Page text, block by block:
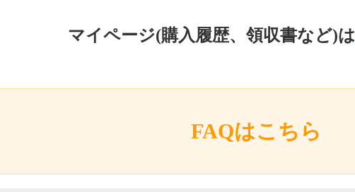
マイページ(購入履歴、領収書など)は
FAQはこちら